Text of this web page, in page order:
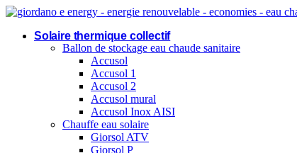
Aller
contenuSolaire thermique collectif
Ballon de stockage eau chaude sanitaire
Accusol
Accusol 1
Accusol 2
Accusol mural
Accusol Inox AISI
Chauffe eau solaire
Giorsol ATV
Giorsol P